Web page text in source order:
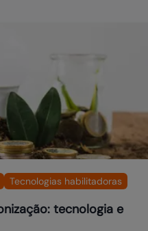
Tecnologias habilitadoras
tecnologia e